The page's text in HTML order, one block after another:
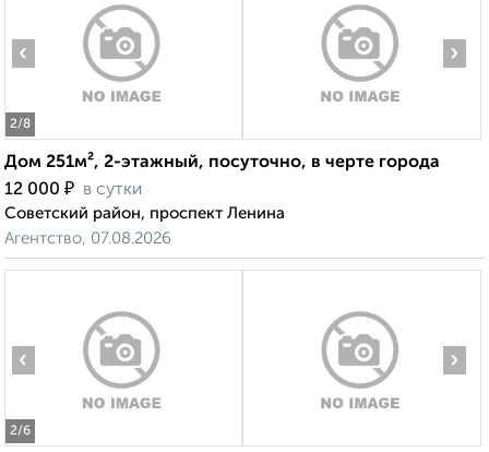
2/8
‹ ›
Дом 251м², 2-этажный, посуточно, в черте города
12 000 ₽ в сутки
Советский район, проспект Ленина
Агентство, 07.08.2026
2/6
‹ ›